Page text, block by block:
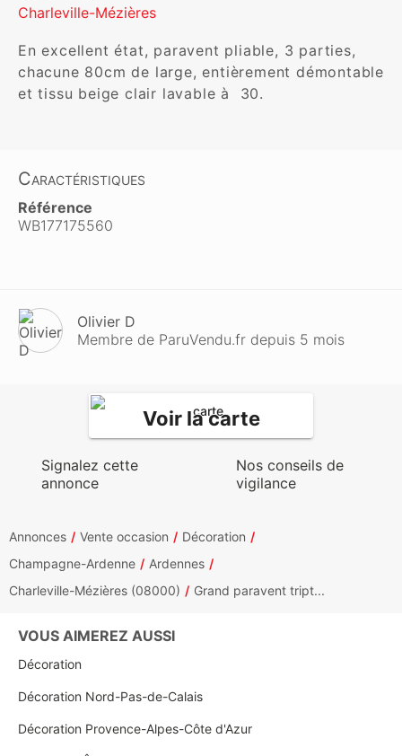
Charleville-Mézières
En excellent état, paravent pliable, 3 parties,
chacune 80cm de large, entièrement démontable
et tissu beige clair lavable à  30.
Caractéristiques
Référence
WB177175560
Olivier D
Membre de ParuVendu.fr depuis 5 mois
Voir la carte
Signalez cette
annonce
Nos conseils de
vigilance
Annonces Vente occasion
Décoration
Champagne-Ardenne
Ardennes
Charleville-Mézières (08000)
Grand paravent tript...
VOUS AIMEREZ AUSSI
Décoration
Décoration Nord-Pas-de-Calais
Décoration Provence-Alpes-Côte d'Azur